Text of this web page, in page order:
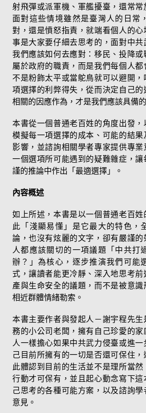
射飛彈或派軍機、軍艦擾臺，還常常
面對這些情境雖然是臺灣人的日常
對，還是憤怒指責，就端看個人的
事是大家要仔細去思考的，面對中共
我們應該如何去應對：移民、投降或
屬於政府的職責，而是我們每個人
不是粉飾太平或當鴕鳥就可以避開
項選擇的利弊得失，從而決定自己的
相關的因應作為，才是我們應該具備
本書從一個普通老百姓的角度出發
模擬每一項選擇的成本、可能的結果
影響，並諮詢相關學者專家提供專
一個選項所可能遇到的疑難雜症，
謹的推論中作出「最適選擇」。
內容概述
如上所述，本書是以一個普通老百姓
此「淺顯易懂」是它最大的特色，
論，也沒有炫麗的文字，卻有嚴謹的
人都應該關切的一項議題「中共打
辦？」為核心，逐步推演我們可能
式，讓讀者能更冷靜、深入地思考
產與生命安全的議題，而不是被意
相近群體情緒勒索。
本書主要作者與發起人－謝宇程先
務的小公司老闆，擁有自己珍愛的家
人一樣擔心如果中共武力侵臺或進一
己目前所擁有的一切是否還可保住，
此體認到目前的生活並不是理所當
行動才可保有，並且起心動念寫下這
己思考的各種可能方案，以及諮詢
意見。